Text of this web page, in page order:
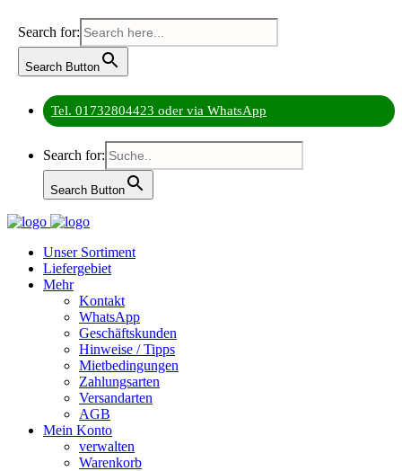
Search for:
Search Button
Tel. 01732804423 oder via WhatsApp
Search for:
Search Button
Unser Sortiment
Liefergebiet
Mehr
Kontakt
WhatsApp
Geschäftskunden
Hinweise / Tipps
Mietbedingungen
Zahlungsarten
Versandarten
AGB
Mein Konto
verwalten
Warenkorb